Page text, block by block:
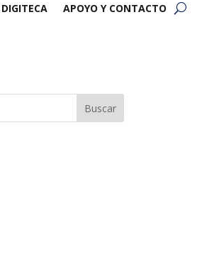
DIGITECA APOYO Y CONTACTO